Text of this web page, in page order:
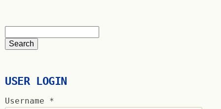
USER LOGIN
Username *